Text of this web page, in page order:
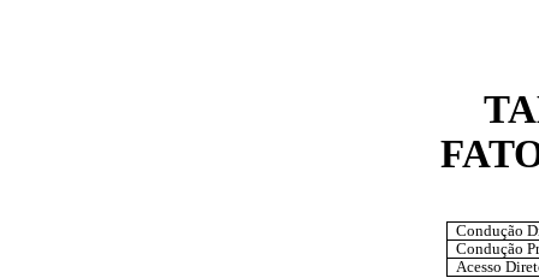
Condução
Condução
Acesso